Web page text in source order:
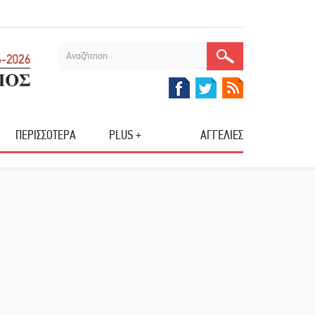
ΠΕΡΙΣΣΟΤΕΡΑ PLUS + ΑΓΓΕΛΙΕΣ